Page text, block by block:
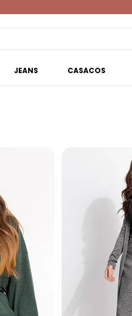
JEANS CASACOS